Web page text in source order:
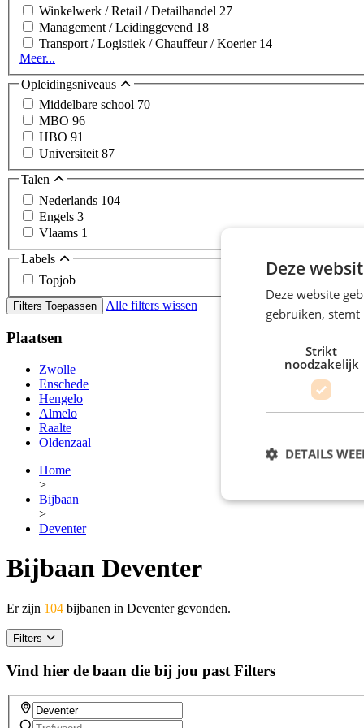
Winkelwerk / Retail / Detailhandel 27
Management / Leidinggevend 18
Transport / Logistiek / Chauffeur / Koerier 14
Meer...
Opleidingsniveaus
Middelbare school 70
MBO 96
HBO 91
Universiteit87
Talen
Nederlands 104
Engels 3
Vlaams 1
Labels
Topjob
Filters Toepassen Alle filters wissen
Plaatsen
Zwolle
Enschede
Hengelo
Almelo
Raalte
Oldenzaal
Home
>
Bijbaan
>
Deventer
Bijbaan Deventer
Er zijn 104 bijbanen in Deventer gevonden.
Filters
Vind hier de baan die bij jou past Filters
Deze
Deze website
gebruiken,
Strikt
noodzakelijk
DETAILS